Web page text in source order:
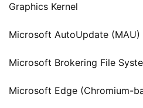
Graphics Kernel
Microsoft AutoUpdate (MAU)
Microsoft Brokering File
Microsoft Edge (Chromium-